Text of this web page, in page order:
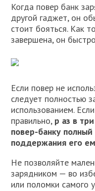
Когда повер банк
другой гаджет, он
стоит бояться. Как
завершена, он
Если повер не
следует полностью
использованием.
правильно, р аз в
повер-банку
поддержания его
Не позволяйте
зарядником — во
или поломки самого